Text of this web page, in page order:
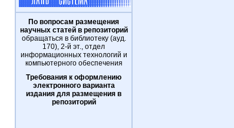
По вопросам размещения
научных статей в репозиторий
обращаться в библиотеку (ауд.
170), 2-й эт., отдел
информационных технологий и
компьютерного обеспечения
Требования к оформлению
электронного варианта
издания для размещения в
репозиторий